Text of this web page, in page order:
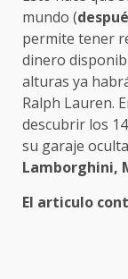
mundo (
permite tener
dinero
alturas ya
Ralph Lauren.
descubrir los
su garaje
Lamborghini,
El articulo